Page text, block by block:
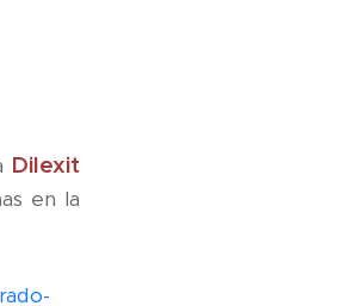
Dilexit
en la